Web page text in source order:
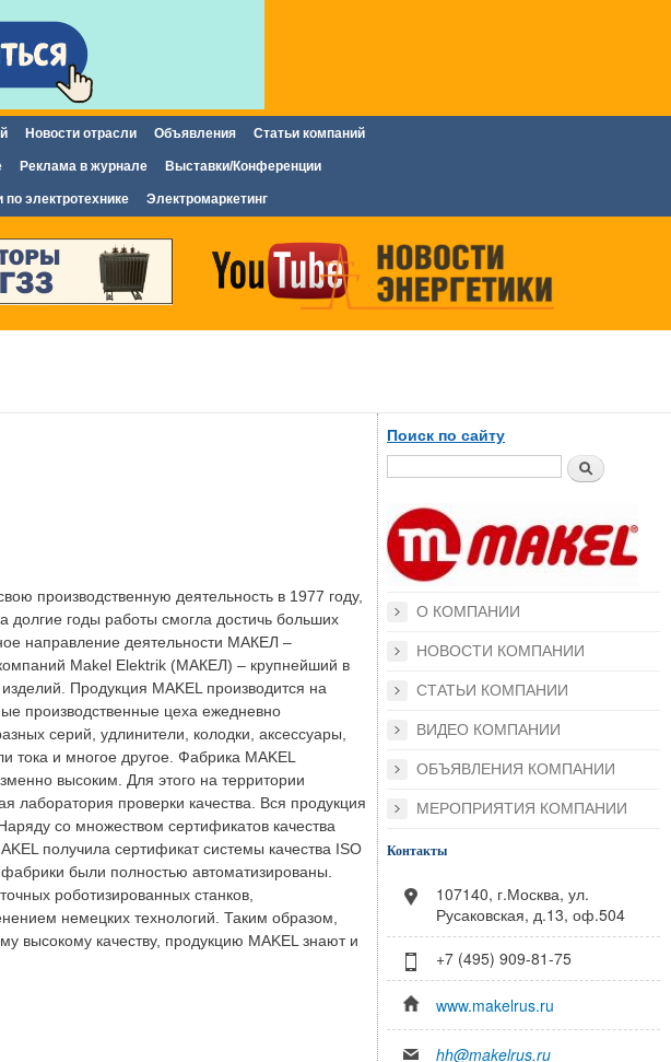
Новости отрасли Объявления Статьи компаний
Реклама в журнале Выставки/Конференции
по электротехнике Электромаркетинг
производственную деятельность в 1977 году,
долгие годы работы смогла достичь больших
направление деятельности МАКЕЛ –
Makel Elektrik (МАКЕЛ) – крупнейший в
Продукция MAKEL производится на
производственные цеха ежедневно
серий, удлинители, колодки, аксессуары,
тока и многое другое. Фабрика MAKEL
высоким. Для этого на территории
проверки качества. Вся продукция
со множеством сертификатов качества
получила сертификат системы качества ISO
были полностью автоматизированы.
роботизированных станков,
немецких технологий. Таким образом,
высокому качеству, продукцию MAKEL знают и
Поиск по сайту
Поиск
О КОМПАНИИ
НОВОСТИ КОМПАНИИ
СТАТЬИ КОМПАНИИ
ВИДЕО КОМПАНИИ
ОБЪЯВЛЕНИЯ КОМПАНИИ
МЕРОПРИЯТИЯ КОМПАНИИ
Контакты
107140, г.Москва, ул.
Русаковская, д.13, оф.504
+7 (495) 909-81-75
www.makelrus.ru
hh@makelrus.ru